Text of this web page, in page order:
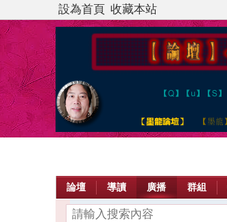
設為首頁 收藏本站
論壇 導讀 廣播 群組